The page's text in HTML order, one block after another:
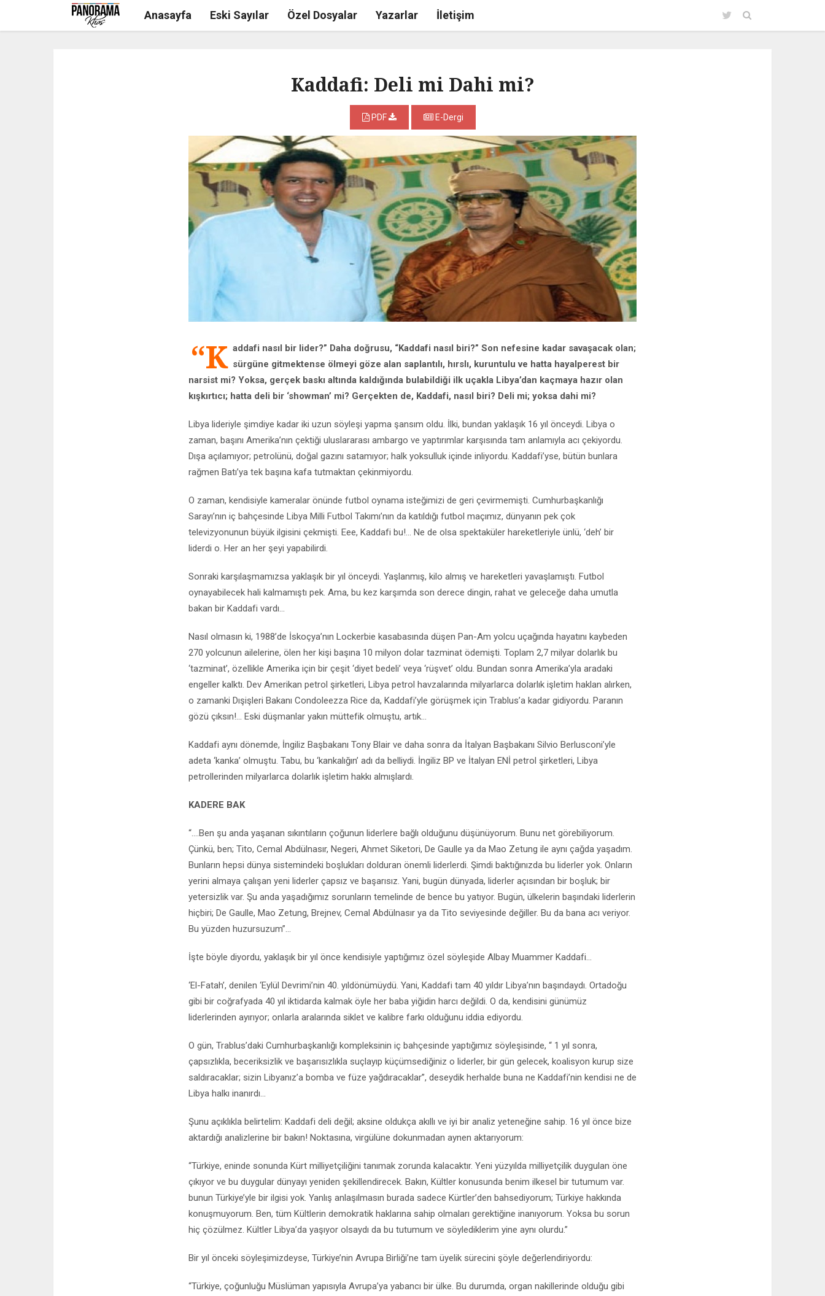
Anasayfa Eski Sayılar Özel Dosyalar Yazarlar İletişim
Kaddafi: Deli mi Dahi mi?
PDF E-Dergi
“K addafi nasıl bir lider?” Daha doğrusu, “Kaddafi nasıl biri?” Son nefesine kadar savaşacak olan;
sürgüne gitmektense ölmeyi göze alan saplantılı, hırslı, kuruntulu ve hatta hayalperest bir
narsist mi? Yoksa, gerçek baskı altında kaldığında bulabildiği ilk uçakla Libya’dan kaçmaya hazır olan
kışkırtıcı; hatta deli bir ‘showman’ mi? Gerçekten de, Kaddafi, nasıl biri? Deli mi; yoksa dahi mi?
Libya lideriyle şimdiye kadar iki uzun söyleşi yapma şansım oldu. İlki, bundan yaklaşık 16 yıl önceydi. Libya o
zaman, başını Amerika’nın çektiği uluslararası ambargo ve yaptırımlar karşısında tam anlamıyla acı çekiyordu.
Dışa açılamıyor; petrolünü, doğal gazını satamıyor; halk yoksulluk içinde inliyordu. Kaddafi’yse, bütün bunlara
rağmen Batı’ya tek başına kafa tutmaktan çekinmiyordu.
O zaman, kendisiyle kameralar önünde futbol oynama isteğimizi de geri çevirmemişti. Cumhurbaşkanlığı
Sarayı’nın iç bahçesinde Libya Milli Futbol Takımı’nın da katıldığı futbol maçımız, dünyanın pek çok
televizyonunun büyük ilgisini çekmişti. Eee, Kaddafi bu!... Ne de olsa spektaküler hareketleriyle ünlü, ‘deh’ bir
liderdi o. Her an her şeyi yapabilirdi.
Sonraki karşılaşmamızsa yaklaşık bir yıl önceydi. Yaşlanmış, kilo almış ve hareketleri yavaşlamıştı. Futbol
oynayabilecek hali kalmamıştı pek. Ama, bu kez karşımda son derece dingin, rahat ve geleceğe daha umutla
bakan bir Kaddafi vardı...
Nasıl olmasın ki, 1988’de İskoçya’nın Lockerbie kasabasında düşen Pan-Am yolcu uçağında hayatını kaybeden
270 yolcunun ailelerine, ölen her kişi başına 10 milyon dolar tazminat ödemişti. Toplam 2,7 milyar dolarlık bu
‘tazminat’, özellikle Amerika için bir çeşit ‘diyet bedeli’ veya ‘rüşvet’ oldu. Bundan sonra Amerika’yla aradaki
engeller kalktı. Dev Amerikan petrol şirketleri, Libya petrol havzalarında milyarlarca dolarlık işletim haklan alırken,
o zamanki Dışişleri Bakanı Condoleezza Rice da, Kaddafi’yle görüşmek için Trablus’a kadar gidiyordu. Paranın
gözü çıksın!... Eski düşmanlar yakın müttefik olmuştu, artık...
Kaddafi aynı dönemde, İngiliz Başbakanı Tony Blair ve daha sonra da İtalyan Başbakanı Silvio Berlusconi’yle
adeta ‘kanka’ olmuştu. Tabu, bu ‘kankalığın’ adı da belliydi. İngiliz BP ve İtalyan ENİ petrol şirketleri, Libya
petrollerinden milyarlarca dolarlık işletim hakkı almışlardı.
KADERE BAK
“....Ben şu anda yaşanan sıkıntıların çoğunun liderlere bağlı olduğunu düşünüyorum. Bunu net görebiliyorum.
Çünkü, ben; Tito, Cemal Abdülnasır, Negeri, Ahmet Siketori, De Gaulle ya da Mao Zetung ile aynı çağda yaşadım.
Bunların hepsi dünya sistemindeki boşlukları dolduran önemli liderlerdi. Şimdi baktığınızda bu liderler yok. Onların
yerini almaya çalışan yeni liderler çapsız ve başarısız. Yani, bugün dünyada, liderler açısından bir boşluk; bir
yetersizlik var. Şu anda yaşadığımız sorunların temelinde de bence bu yatıyor. Bugün, ülkelerin başındaki liderlerin
hiçbiri; De Gaulle, Mao Zetung, Brejnev, Cemal Abdülnasır ya da Tito seviyesinde değiller. Bu da bana acı veriyor.
Bu yüzden huzursuzum”...
İşte böyle diyordu, yaklaşık bir yıl önce kendisiyle yaptığımız özel söyleşide Albay Muammer Kaddafi...
‘El-Fatah’, denilen ‘Eylül Devrimi’nin 40. yıldönümüydü. Yani, Kaddafi tam 40 yıldır Libya’nın başındaydı. Ortadoğu
gibi bir coğrafyada 40 yıl iktidarda kalmak öyle her baba yiğidin harcı değildi. O da, kendisini günümüz
liderlerinden ayırıyor; onlarla aralarında siklet ve kalibre farkı olduğunu iddia ediyordu.
O gün, Trablus’daki Cumhurbaşkanlığı kompleksinin iç bahçesinde yaptığımız söyleşisinde, “ 1 yıl sonra,
çapsızlıkla, beceriksizlik ve başarısızlıkla suçlayıp küçümsediğiniz o liderler, bir gün gelecek, koalisyon kurup size
saldıracaklar; sizin Libyanız’a bomba ve füze yağdıracaklar”, deseydik herhalde buna ne Kaddafi’nin kendisi ne de
Libya halkı inanırdı...
Şunu açıklıkla belirtelim: Kaddafi deli değil; aksine oldukça akıllı ve iyi bir analiz yeteneğine sahip. 16 yıl önce bize
aktardığı analizlerine bir bakın! Noktasına, virgülüne dokunmadan aynen aktarıyorum:
“Türkiye, eninde sonunda Kürt milliyetçiliğini tanımak zorunda kalacaktır. Yeni yüzyılda milliyetçilik duygulan öne
çıkıyor ve bu duygular dünyayı yeniden şekillendirecek. Bakın, Kültler konusunda benim ilkesel bir tutumum var.
bunun Türkiye’yle bir ilgisi yok. Yanlış anlaşılmasın burada sadece Kürtler’den bahsediyorum; Türkiye hakkında
konuşmuyorum. Ben, tüm Kültlerin demokratik haklarına sahip olmaları gerektiğine inanıyorum. Yoksa bu sorun
hiç çözülmez. Kültler Libya’da yaşıyor olsaydı da bu tutumum ve söylediklerim yine aynı olurdu.”
Bir yıl önceki söyleşimizdeyse, Türkiye’nin Avrupa Birliği’ne tam üyelik sürecini şöyle değerlendiriyordu:
“Türkiye, çoğunluğu Müslüman yapısıyla Avrupa’ya yabancı bir ülke. Bu durumda, organ nakillerinde olduğu gibi